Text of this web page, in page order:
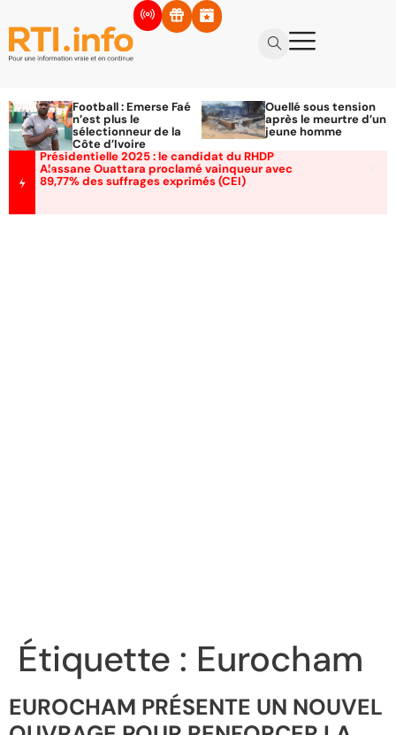
Football : Emerse Faé
n’est plus le
sélectionneur de la
Côte d’Ivoire
Ouellé sous tension
après le meurtre d’un
jeune homme
Présidentielle 2025 : le candidat du RHDP
Alassane Ouattara proclamé vainqueur avec
89,77% des suffrages exprimés (CEI)
Étiquette : Eurocham
EUROCHAM PRÉSENTE UN NOUVEL